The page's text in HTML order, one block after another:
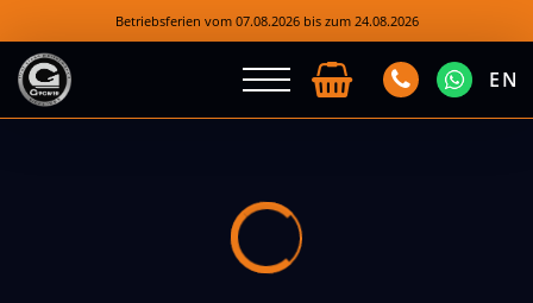
Betriebsferien vom 07.08.2026 bis zum 24.08.2026
EN